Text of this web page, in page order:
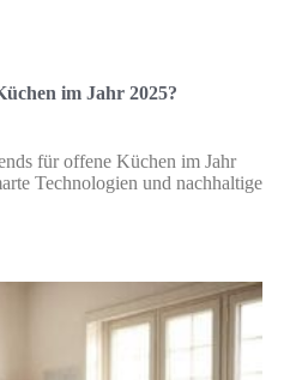
im Jahr 2025?
für offene Küchen im Jahr
Technologien und nachhaltige